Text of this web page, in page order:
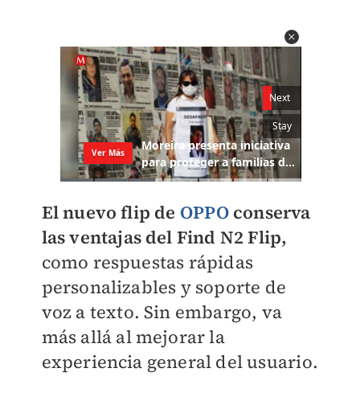
El nuevo flip de OPPOconserva
las ventajas del Find N2 Flip,
como respuestas rápidas
personalizables y soporte de
voz a texto. Sin embargo, va
más allá al mejorar la
experiencia general del usuario.